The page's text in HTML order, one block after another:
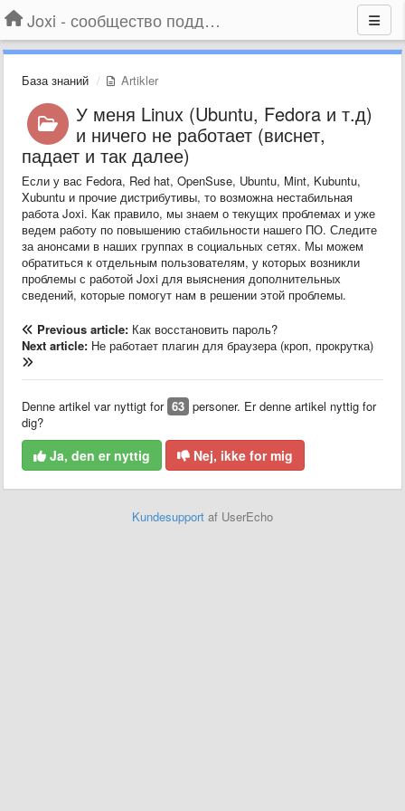
Joxi - сообщество поддержки
База знаний Artikler
У меня Linux (Ubuntu, Fedora и т.д)
и ничего не работает (виснет,
падает и так далее)
Если у вас Fedora, Red hat, OpenSuse, Ubuntu, Mint, Kubuntu,
Xubuntu и прочие дистрибутивы, то возможна нестабильная
работа Joxi. Как правило, мы знаем о текущих проблемах и уже
ведем работу по повышению стабильности нашего ПО. Следите
за анонсами в наших группах в социальных сетях. Мы можем
обратиться к отдельным пользователям, у которых возникли
проблемы с работой Joxi для выяснения дополнительных
сведений, которые помогут нам в решении этой проблемы.
Previous article: Как восстановить пароль?
Next article: Не работает плагин для браузера (кроп, прокрутка)
Denne artikel var nyttigt for 63 personer. Er denne artikel nyttig for
dig?
Ja, den er nyttig Nej, ikke for mig
Kundesupport af UserEcho